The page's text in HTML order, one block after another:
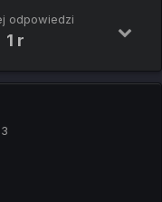
odpowiedzi
1 r